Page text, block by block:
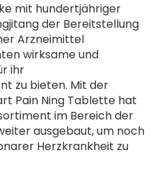
mit hundertjähriger
der Bereitstellung
Arzneimittel
wirksame und
ihr
zu bieten. Mit der
Pain Ning Tablette hat
im Bereich der
ausgebaut, um noch
Herzkrankheit zu